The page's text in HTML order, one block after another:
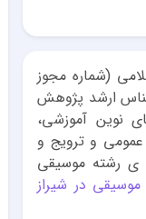
(شماره مجوز
ارشد پژوهش
نوین آموزشی،
عمومی و ترویج و
ی رشته موسیقی
موسیقی در شیراز